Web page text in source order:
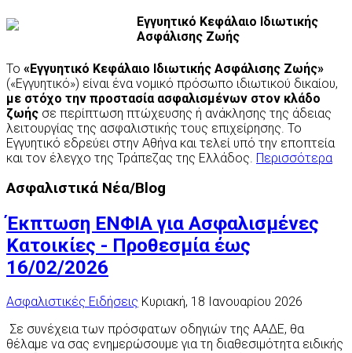
Εγγυητικό Κεφάλαιο Ιδιωτικής
Ασφάλισης Ζωής
Το «Εγγυητικό Κεφάλαιο Ιδιωτικής Ασφάλισης Ζωής»
(«Εγγυητικό») είναι ένα νομικό πρόσωπο ιδιωτικού δικαίου,
με στόχο την προστασία ασφαλισμένων στον κλάδο
ζωής σε περίπτωση πτώχευσης ή ανάκλησης της άδειας
λειτουργίας της ασφαλιστικής τους επιχείρησης. Το
Εγγυητικό εδρεύει στην Αθήνα και τελεί υπό την εποπτεία
και τον έλεγχο της Τράπεζας της Ελλάδος. Περισσότερα
Ασφαλιστικά Νέα/Blog
Έκπτωση ΕΝΦΙΑ για Ασφαλισμένες
Κατοικίες - Προθεσμία έως
16/02/2026
Ασφαλιστικές Ειδήσεις Κυριακή, 18 Ιανουαρίου 2026
Σε συνέχεια των πρόσφατων οδηγιών της ΑΑΔΕ, θα
θέλαμε να σας ενημερώσουμε για τη διαθεσιμότητα ειδικής